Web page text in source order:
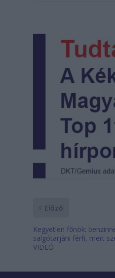
Előző
Kegyetlen főnök:
salgótarjáni férfi, mert
VIDEÓ